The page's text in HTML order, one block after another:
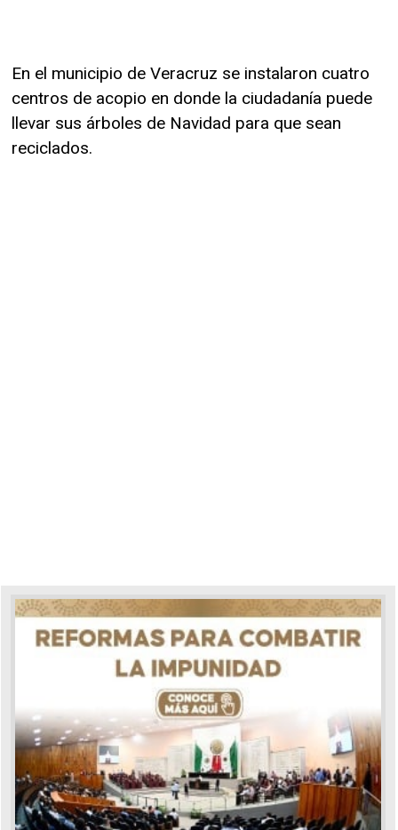
En el municipio de Veracruz se instalaron cuatro
centros de acopio en donde la ciudadanía puede
llevar sus árboles de Navidad para que sean
reciclados.